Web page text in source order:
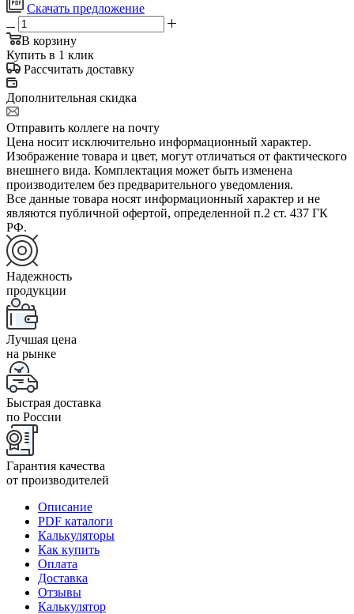
Скачать предложение
В корзину
Купить в 1 клик
Рассчитать доставку
Дополнительная скидка
Отправить коллеге на почту
Цена носит исключительно информационный характер.
Изображение товара и цвет, могут отличаться от фактического
внешнего вида. Комплектация может быть изменена
производителем без предварительного уведомления.
Все данные товара носят информационный характер и не
являются публичной офертой, определенной п.2 ст. 437 ГК
РФ.
Надежность
продукции
Лучшая цена
на рынке
Быстрая доставка
по России
Гарантия качества
от производителей
Описание
PDF каталоги
Калькуляторы
Как купить
Оплата
Доставка
Отзывы
Калькулятор